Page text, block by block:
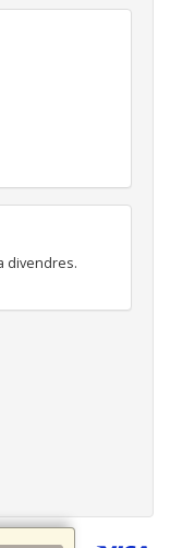
divendres.